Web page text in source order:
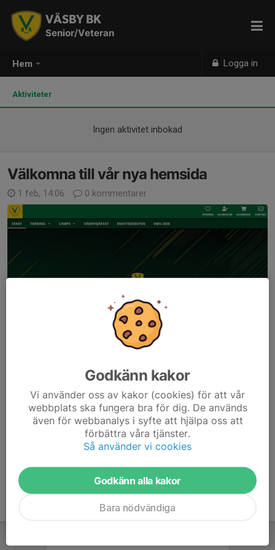
Hem Logga in
VÄSBY BK
Senior/Veteran
Aktiviteter
Ingen aktivitet inbokad
Välkomna till vår nya hemsida
1 feb, 14:06 0 kommentarer
Du hittar vår nya hemsida här:
vasbybk.se
Godkänn kakor
Vi använder oss av kakor (cookies) för att vår
webbplats ska fungera bra för dig. De används
även för webbanalys i syfte att hjälpa oss att
förbättra våra tjänster.
Så använder vi cookies
Godkänn alla kakor
Bara nödvändiga